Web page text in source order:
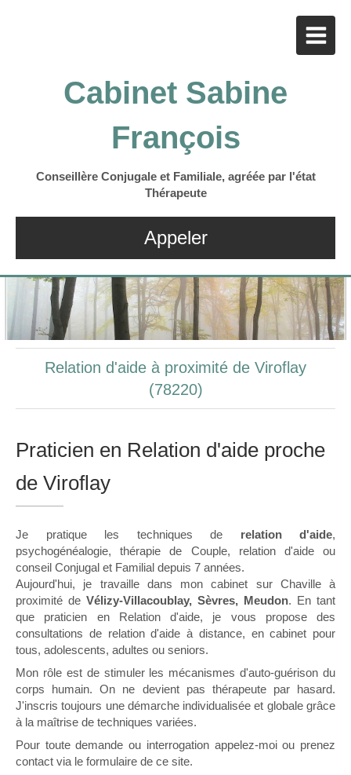
Cabinet Sabine
François
Conseillère Conjugale et Familiale, agréée par l'état
Thérapeute
Appeler
Relation d'aide à proximité de Viroflay
(78220)
Praticien en Relation d'aide proche
de Viroflay
Je pratique les techniques de relation d'aide,
psychogénéalogie, thérapie de Couple, relation d'aide ou
conseil Conjugal et Familial depuis 7 années.
Aujourd'hui, je travaille dans mon cabinet sur Chaville à
proximité de Vélizy-Villacoublay, Sèvres, Meudon. En tant
que praticien en Relation d'aide, je vous propose des
consultations de relation d'aide à distance, en cabinet pour
tous, adolescents, adultes ou seniors.
Mon rôle est de stimuler les mécanismes d'auto-guérison du
corps humain. On ne devient pas thérapeute par hasard.
J'inscris toujours une démarche individualisée et globale grâce
à la maîtrise de techniques variées.
Pour toute demande ou interrogation appelez-moi ou prenez
contact via le formulaire de ce site.